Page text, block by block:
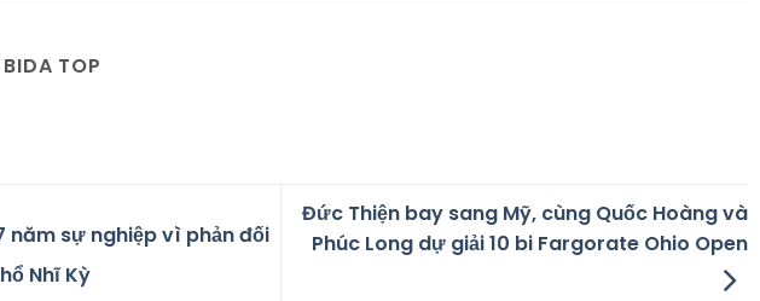
TOP
năm sự nghiệp vì phản đối
Nhĩ Kỳ
Đức Thiện bay sang Mỹ, cùng Quốc Hoàng và
Phúc Long dự giải 10 bi Fargorate Ohio Open